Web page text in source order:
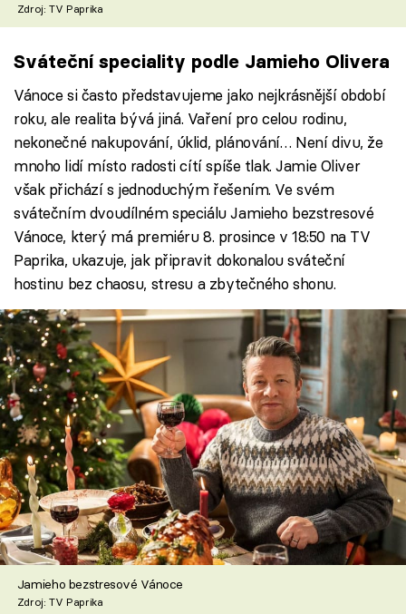
Zdroj: TV Paprika
Sváteční speciality podle Jamieho Olivera
Vánoce si často představujeme jako nejkrásnější období
roku, ale realita bývá jiná. Vaření pro celou rodinu,
nekonečné nakupování, úklid, plánování… Není divu, že
mnoho lidí místo radosti cítí spíše tlak. Jamie Oliver
však přichází s jednoduchým řešením. Ve svém
svátečním dvoudílném speciálu Jamieho bezstresové
Vánoce, který má premiéru 8. prosince v 18:50 na TV
Paprika, ukazuje, jak připravit dokonalou sváteční
hostinu bez chaosu, stresu a zbytečného shonu.
Jamieho bezstresové Vánoce
Zdroj: TV Paprika